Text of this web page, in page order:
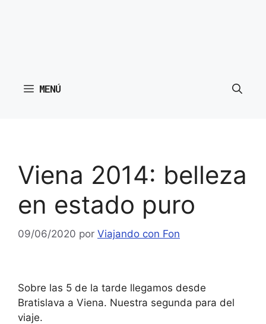
MENÚ
Viena 2014: belleza
en estado puro
09/06/2020 por Viajando con Fon
Sobre las 5 de la tarde llegamos desde
Bratislava a Viena. Nuestra segunda para del
viaje.